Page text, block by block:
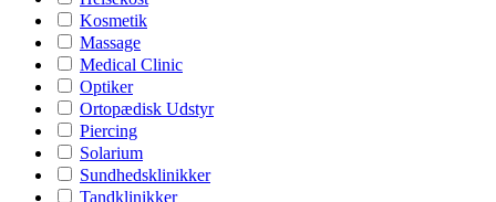
Kosmetik
Massage
Medical Clinic
Optiker
Ortopædisk Udstyr
Piercing
Solarium
Sundhedsklinikker
Tandklinikker